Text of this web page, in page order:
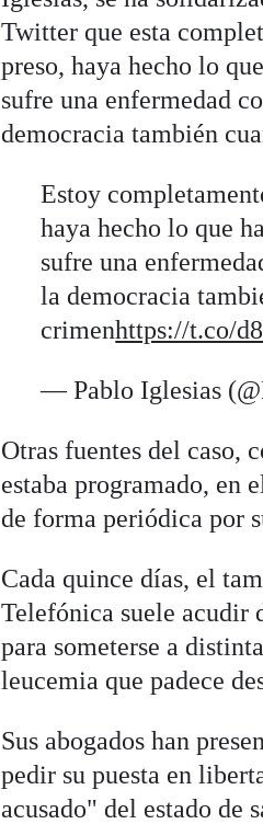
Twitter que esta
preso, haya hecho lo
sufre una enfermedad
democracia también
Estoy
haya hecho lo que
sufre una
la democracia
crimenhttps://t.co/
— Pablo Iglesias
Otras fuentes del caso,
estaba programado, en
de forma periódica por
Cada quince días, el
Telefónica suele acudir
para someterse a
leucemia que padece
Sus abogados han
pedir su puesta en
acusado" del estado de